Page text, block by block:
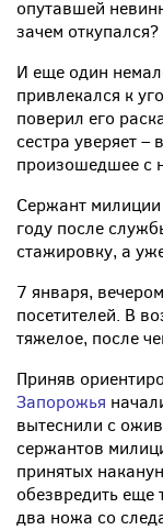
опутавшей
зачем
И еще один
привлекался к
поверил его
сестра уверяет
произошедшее с
Сержант
году после
стажировку, а
7 января,
посетителей. В
­тяжелое, после
Приняв
Запорожья
вытеснили с
сержантов
принятых
обезвредить еще
два ножа со